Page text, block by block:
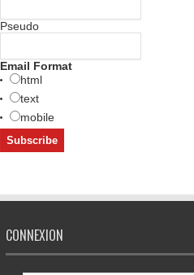
Pseudo
Email Format
html
text
mobile
CONNEXION